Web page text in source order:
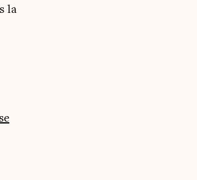
la